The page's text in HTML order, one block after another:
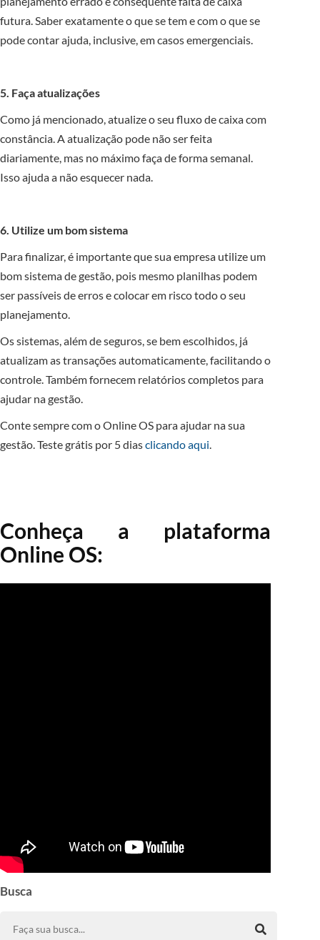
futura. Saber exatamente o que se tem e com o que se
pode contar ajuda, inclusive, em casos emergenciais.
5. Faça atualizações
Como já mencionado, atualize o seu fluxo de caixa com
constância. A atualização pode não ser feita
diariamente, mas no máximo faça de forma semanal.
Isso ajuda a não esquecer nada.
6. Utilize um bom sistema
Para finalizar, é importante que sua empresa utilize um
bom sistema de gestão, pois mesmo planilhas podem
ser passíveis de erros e colocar em risco todo o seu
planejamento.
Os sistemas, além de seguros, se bem escolhidos, já
atualizam as transações automaticamente, facilitando o
controle. Também fornecem relatórios completos para
ajudar na gestão.
Conte sempre com o Online OS para ajudar na sua
gestão. Teste grátis por 5 diasclicando aqui.
Conheça a plataforma
Online OS:
Busca